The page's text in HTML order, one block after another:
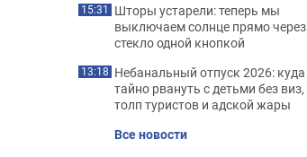
15:31 Шторы устарели: теперь мы
выключаем солнце прямо через
стекло одной кнопкой
13:18 Небанальный отпуск 2026: куда
тайно рвануть с детьми без виз,
толп туристов и адской жары
Все новости